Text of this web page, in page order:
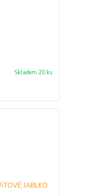
Skladem 20 ks